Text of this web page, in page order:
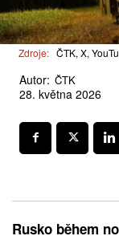
Zdroje: ČTK, X,
Autor: ČTK
28. května 2026
Rusko během